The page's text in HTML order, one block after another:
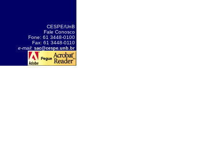
CESPE/UnB
Fale Conosco
Fone: 61 3448-0100
Fax: 61 3448-0110
e-mail: sac@cespe.unb.br